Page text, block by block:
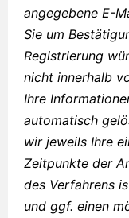
angegebene E-
Sie um
Registrierung
nicht innerhalb
Ihre
automatisch
wir jeweils Ihre
Zeitpunkte der
des Verfahrens
und ggf. einen